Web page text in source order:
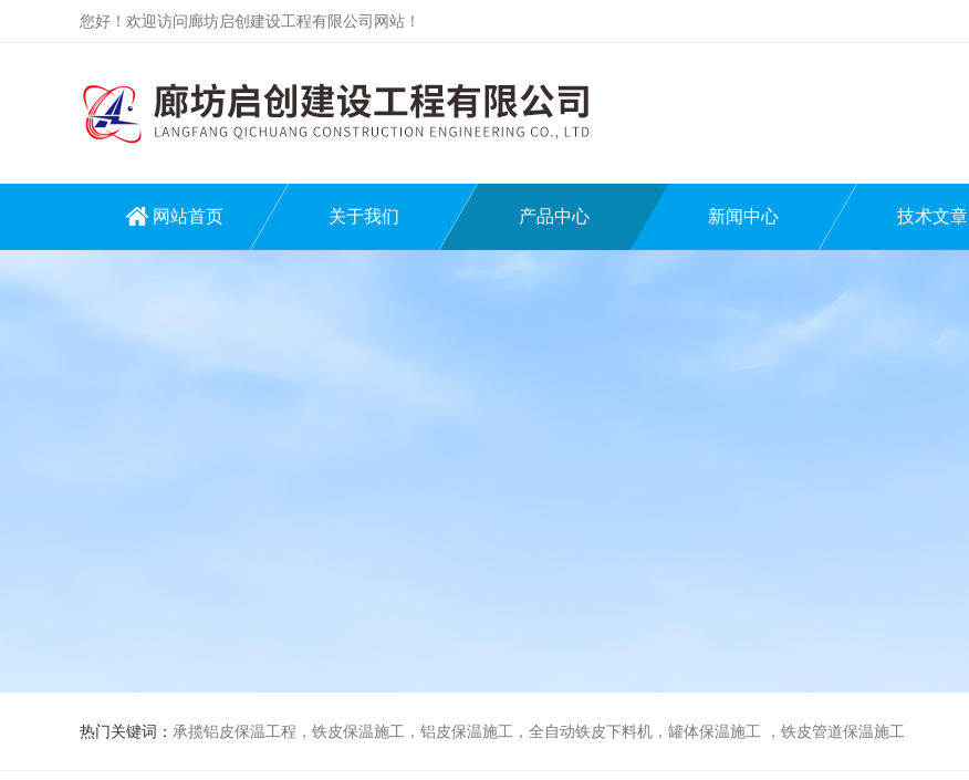
您好！欢迎访问廊坊启创建设工程有限公司网站！
网站首页 关于我们 产品中心 新闻中心 技术文章
热门关键词： 承揽铝皮保温工程，铁皮保温施工，铝皮保温施工，全自动铁皮下料机，罐体保温施工 ，铁皮管道保温施工